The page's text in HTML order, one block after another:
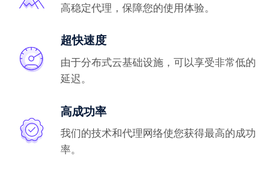
高稳定代理，保障您的使用体验。
超快速度
由于分布式云基础设施，可以享受非常低的
延迟。
高成功率
我们的技术和代理网络使您获得最高的成功
率。